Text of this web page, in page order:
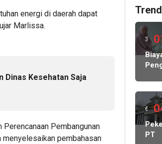
energi di daerah dapat
Marlissa.
Dinas Kesehatan Saja
Perencanaan Pembangunan
menyelesaikan pembahasan
3
hari
lalu
KP
6
hari
lalu
PT